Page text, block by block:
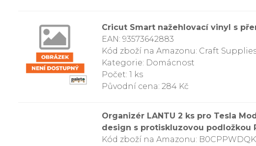
Cricut Smart nažehlovací vinyl s
EAN: 93573642883
Kód zboží na Amazonu: Craft
Kategorie: Domácnost
Počet: 1 ks
Původní cena: 284 Kč
Organizér LANTU 2 ks pro Tesla
design s protiskluzovou podložkou
Kód zboží na Amazonu: